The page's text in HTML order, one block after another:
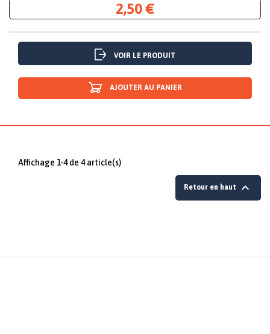
2,50 €
VOIR LE PRODUIT
AJOUTER AU PANIER
Affichage 1-4 de 4 article(s)
Retour en haut 